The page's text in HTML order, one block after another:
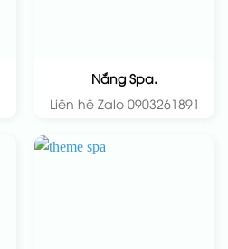
Nắng Spa.
Liên hệ Zalo 0903261891